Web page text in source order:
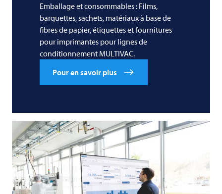
Emballage et consommables : Films,
barquettes, sachets, matériaux à base de
fibres de papier, étiquettes et fournitures
pour imprimantes pour lignes de
conditionnement MULTIVAC.
Pour en savoir plus